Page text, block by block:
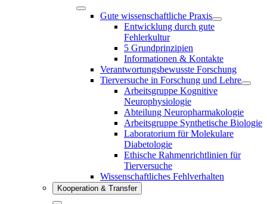
Gute wissenschaftliche Praxis
Entwicklung durch gute
Fehlerkultur
5 Grundprinzipien
Informationen & Kontakte
Verantwortungsbewusste Forschung
Tierversuche in Forschung und Lehre
Arbeitsgruppe Kognitive
Neurophysiologie
Abteilung Neuropharmakologie
Arbeitsgruppe Synthetische Biologie
Laboratorium für Molekulare
Diabetologie
Ethische Rahmenrichtlinien für
Tierversuche
Wissenschaftliches Fehlverhalten
Kooperation & Transfer